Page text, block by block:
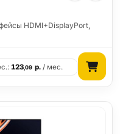
HDMI+DisplayPort,
123,09 р./ мес.